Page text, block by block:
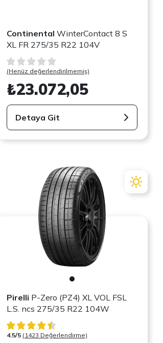
Continental WinterContact 8 S
XL FR 275/35 R22 104V
(Henüz değerlendirilmemiş)
₺23.072,05
Detaya Git
Pirelli P-Zero (PZ4) XL VOL FSL
L.S. ncs 275/35 R22 104W
4.5/5 (1423 Değerlendirme)